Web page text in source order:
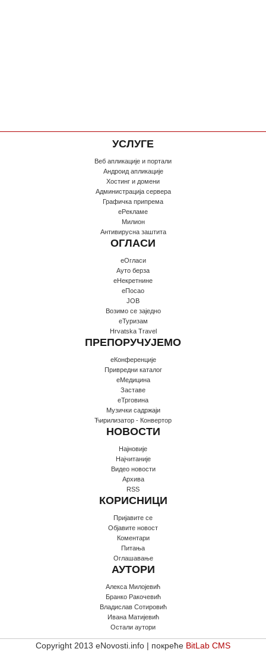
УСЛУГЕ
Веб апликације и портали
Андроид апликације
Хостинг и домени
Администрација сервера
Графичка припрема
еРекламе
Милион
Антивирусна заштита
ОГЛАСИ
еОгласи
Ауто берза
еНекретнине
еПосао
JOB
Возимо се заједно
еТуризам
Hrvatska Travel
ПРЕПОРУЧУЈЕМО
еКонференције
Привредни каталог
еМедицина
Заставе
еТрговина
Музички садржаји
Ћирилизатор - Конвертор
НОВОСТИ
Најновије
Најчитаније
Видео новости
Архива
RSS
КОРИСНИЦИ
Пријавите се
Oбјавите новост
Коментари
Питања
Оглашавање
АУТОРИ
Алекса Милојевић
Бранко Ракочевић
Владислав Сотировић
Ивана Матијевић
Остали аутори
Copyright 2013 eNovosti.info | покреће BitLab CMS